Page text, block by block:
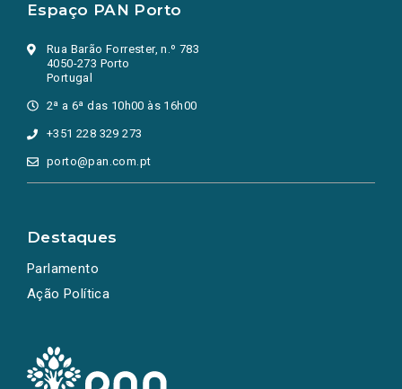
Espaço PAN Porto
Rua Barão Forrester, n.º 783
4050-273 Porto
Portugal
2ª a 6ª das 10h00 às 16h00
+351 228 329 273
porto@pan.com.pt
Destaques
Parlamento
Ação Política